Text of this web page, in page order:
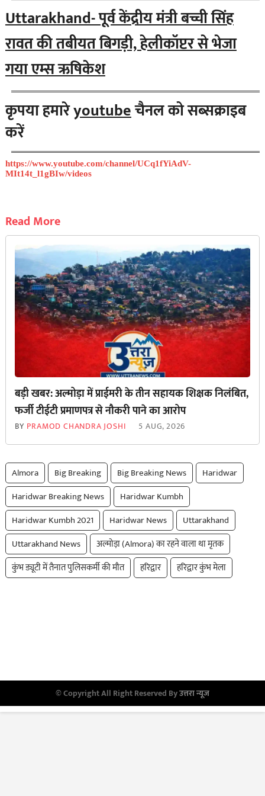
Uttarakhand- पूर्व केंद्रीय मंत्री बच्ची सिंह
रावत की तबीयत बिगड़ी, हेलीकॉप्टर से भेजा
गया एम्स ऋषिकेश
कृपया हमारेyoutubeचैनल को सब्सक्राइब
करें
https://www.youtube.com/channel/UCq1fYiAdV-
MIt14t_l1gBIw/videos
Read More
बड़ी खबर: अल्मोड़ा में प्राईमरी के तीन सहायक शिक्षक निलंबित,
फर्जी टीईटी प्रमाणपत्र से नौकरी पाने का आरोप
BY PRAMOD CHANDRA JOSHI 5 AUG, 2026
Almora Big Breaking Big Breaking News
Haridwar
Haridwar Breaking News
Haridwar Kumbh
Haridwar Kumbh 2021
Haridwar News
Uttarakhand
Uttarakhand News
अल्मोड़ा (Almora) का रहने वाला था मृतक
कुंभ ड्यूटी में तैनात पुलिसकर्मी की मौत
हरिद्वार हरिद्वार कुंभ मेला
© Copyright All Right Reserved Byउत्तरा न्यूज